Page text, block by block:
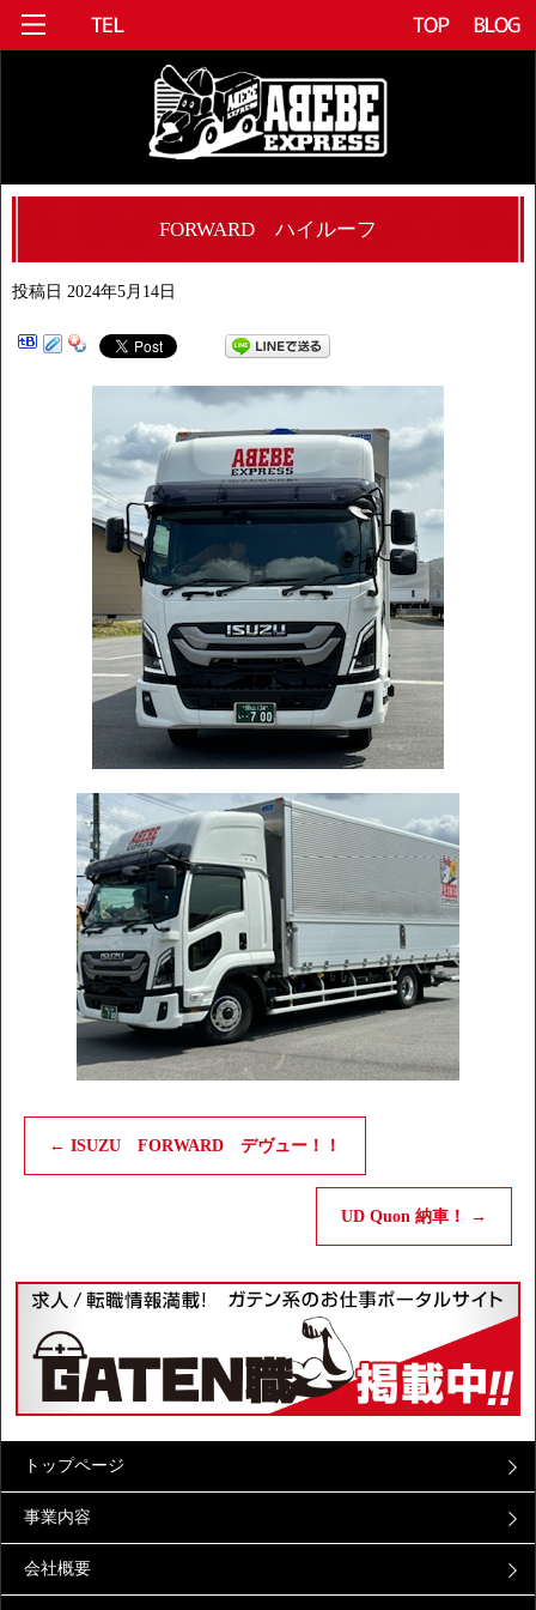
FORWARD ハイルーフ
投稿日 2024年5月14日
← ISUZU FORWARD デヴュー！！
UD Quon 納車！ →
トップページ
事業内容
会社概要